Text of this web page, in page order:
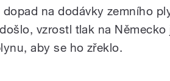
dopad na dodávky zemního
vzrostl tlak na
aby se ho zřeklo.